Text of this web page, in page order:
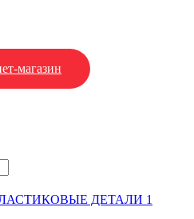
магазин
ДЕТАЛИ 1